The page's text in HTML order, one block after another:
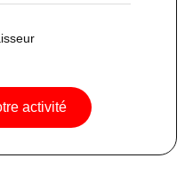
activité